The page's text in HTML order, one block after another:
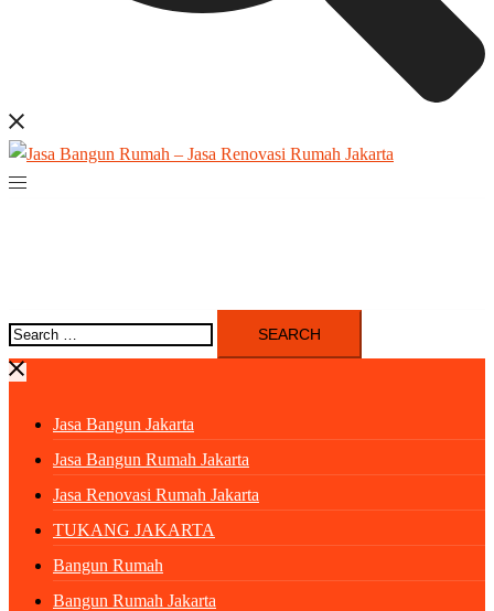
Search
for:
Jasa Bangun Jakarta
Jasa Bangun Rumah Jakarta
Jasa Renovasi Rumah Jakarta
TUKANG JAKARTA
Bangun Rumah
Bangun Rumah Jakarta